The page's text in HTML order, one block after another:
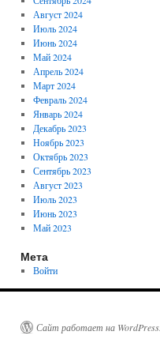
Август 2024
Июль 2024
Июнь 2024
Май 2024
Апрель 2024
Март 2024
Февраль 2024
Январь 2024
Декабрь 2023
Ноябрь 2023
Октябрь 2023
Сентябрь 2023
Август 2023
Июль 2023
Июнь 2023
Май 2023
Мета
Войти
Сайт работает на WordPress.